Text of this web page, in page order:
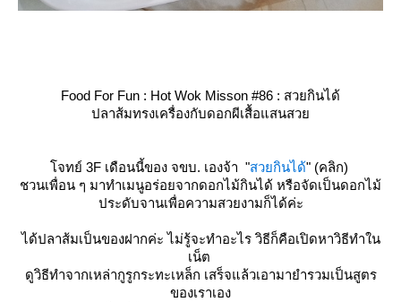
Food For Fun : Hot Wok Misson #86 : สวยกินได้
ปลาส้มทรงเครื่องกับดอกผีเสื้อแสนสว
จทย์ 3F เดือนนี้ของ จขบ. เองจ้า "สวยกินได้" (คลิก)
ชวนเพื่อน ๆ มาทำเมนูอร่อยจากดอกไม้กินได้ หรือจัดเป็นดอกไม้
ประดับจานเพื่อความสวยงามก็ได้ค่ะ
ได้ปลาส้มเป็นของฝากค่ะ ไม่รู้จะทำอะไร วิธีก็คือเปิดหาวิธีทำใน
เน็ต
ดูวิธีทำจากเหล่ากูรูกระทะเหล็ก เสร็จแล้วเอามายำรวมเป็นสูตร
ของเราเอง